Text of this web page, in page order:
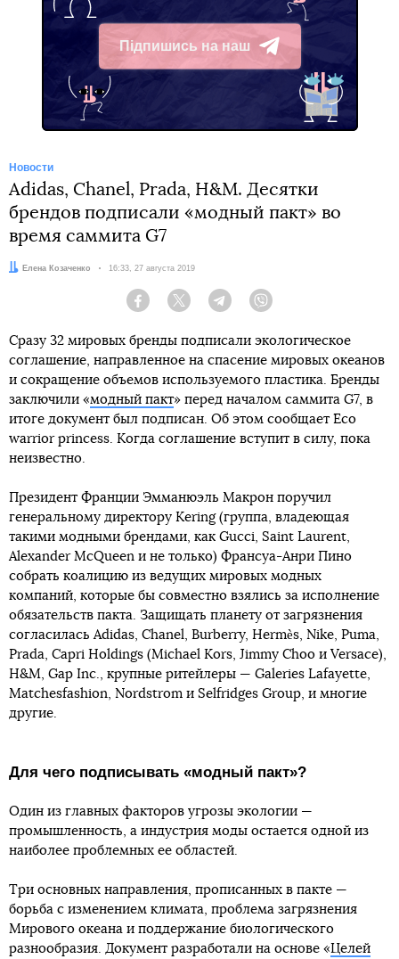
Підпишись на наш
Telegram
Новости
Adidas, Chanel, Prada, H&M. Десятки
брендов подписали «модный пакт» во
время саммита G7
Автор:Елена Козаченко Дата:
16:33, 27 августа 2019
Facebook Twitter Telegram
Сразу 32 мировых бренды подписали экологическое
соглашение, направленное на спасение мировых океанов
и сокращение объемов используемого пластика. Бренды
заключили «модный пакт» перед началом саммита G7, в
итоге документ был подписан. Об этом сообщает Есо
warrior princess. Когда соглашение вступит в силу, пока
неизвестно.
Президент Франции Эмманюэль Макрон поручил
генеральному директору Kering (группа, владеющая
такими модными брендами, как Gucci, Saint Laurent,
Alexander McQueen и не только) Франсуа-Анри Пино
собрать коалицию из ведущих мировых модных
компаний, которые бы совместно взялись за исполнение
обязательств пакта. Защищать планету от загрязнения
согласилась Adidas, Chanel, Burberry, Hermès, Nike, Puma,
Prada, Capri Holdings (Michael Kors, Jimmy Choo и Versace),
H&M, Gap Inc., крупные ритейлеры — Galeries Lafayette,
Matchesfashion, Nordstrom и Selfridges Group, и многие
другие.
Для чего подписывать «модный пакт»?
Один из главных факторов угрозы экологии —
промышленность, а индустрия моды остается одной из
наиболее проблемных ее областей.
Три основных направления, прописанных в пакте —
борьба с изменением климата, проблема загрязнения
Мирового океана и поддержание биологического
разнообразия. Документ разработали на основе «Целей